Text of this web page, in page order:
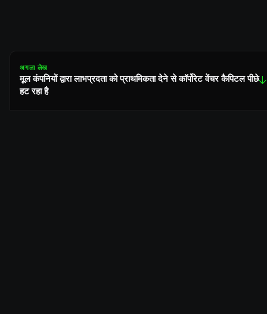
अगला लेख
मूल कंपनियों द्वारा लाभप्रदता को प्राथमिकता देने से कॉर्पोरेट वेंचर कैपिटल पीछे
हट रहा है
↓